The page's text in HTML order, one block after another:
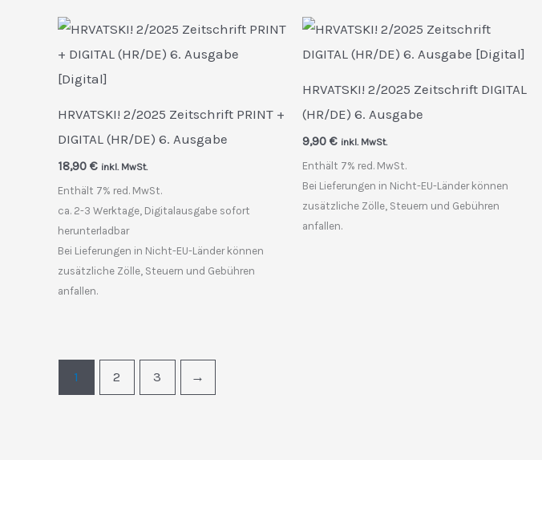
HRVATSKI! 2/2025 Zeitschrift PRINT +
DIGITAL (HR/DE) 6. Ausgabe
18,90 € inkl. MwSt.
Enthält 7% red. MwSt.
ca. 2-3 Werktage, Digitalausgabe sofort
herunterladbar
Bei Lieferungen in Nicht-EU-Länder können
zusätzliche Zölle, Steuern und Gebühren
anfallen.
HRVATSKI! 2/2025 Zeitschrift DIGITAL
(HR/DE) 6. Ausgabe
9,90 € inkl. MwSt.
Enthält 7% red. MwSt.
Bei Lieferungen in Nicht-EU-Länder können
zusätzliche Zölle, Steuern und Gebühren
anfallen.
1 2 3 →